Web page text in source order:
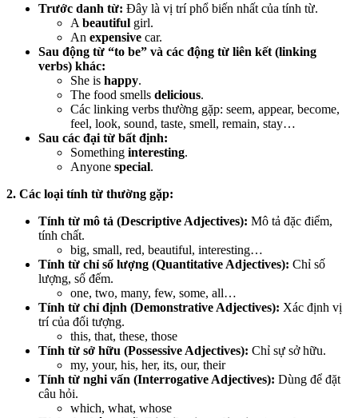
Trước danh từ: Đây là vị trí phổ biến nhất của tính từ.
A beautiful girl.
An expensive car.
Sau động từ “to be” và các động từ liên kết (linking
verbs) khác:
She is happy.
The food smells delicious.
Các linking verbs thường gặp: seem, appear, become,
feel, look, sound, taste, smell, remain, stay…
Sau các đại từ bất định:
Something interesting.
Anyone special.
2. Các loại tính từ thường gặp:
Tính từ mô tả (Descriptive Adjectives): Mô tả đặc điểm,
tính chất.
big, small, red, beautiful, interesting…
Tính từ chỉ số lượng (Quantitative Adjectives): Chỉ số
lượng, số đếm.
one, two, many, few, some, all…
Tính từ chỉ định (Demonstrative Adjectives): Xác định vị
trí của đối tượng.
this, that, these, those
Tính từ sở hữu (Possessive Adjectives): Chỉ sự sở hữu.
my, your, his, her, its, our, their
Tính từ nghi vấn (Interrogative Adjectives): Dùng để đặt
câu hỏi.
which, what, whose